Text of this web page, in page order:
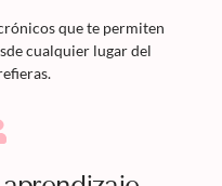
que te permiten
cualquier lugar del